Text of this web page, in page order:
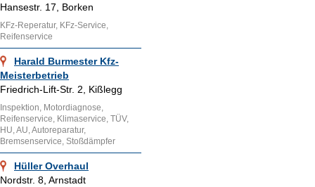
Hansestr. 17, Borken
KFz-Reperatur, KFz-Service,
Reifenservice
Harald Burmester Kfz-
Meisterbetrieb
Friedrich-Lift-Str. 2, Kißlegg
Inspektion, Motordiagnose,
Reifenservice, Klimaservice, TÜV,
HU, AU, Autoreparatur,
Bremsenservice, Stoßdämpfer
Hüller Overhaul
Nordstr. 8, Arnstadt